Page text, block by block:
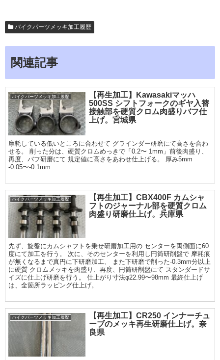
バイクパーツメッキ加工履歴
関連記事
バイクパーツメッキ加工履歴
【再生加工】Kawasakiマッハ
500SS シフトフォークのギヤ入替
接触部を硬質クロム肉盛りバフ仕
上げ。宮城県
摩耗している低いところに合わせて グラインダー研磨にて高さを合わ
せる。 削った分は、硬質クロムめっきで「0.2〜 1mm」前後肉盛り、
再度、バフ研磨にて 規定値に高さをあわせ仕上げる。 厚み5mm
-0.05〜-0.1mm
バイクパーツメッキ加工履歴
【再生加工】CBX400F カムシャ
フトのジャーナル部を硬質クロム
肉盛り研磨仕上げ。兵庫県
先ず、旋盤にカムシャフトを乗せ研磨加工用の センターを両側面に60
度にて加工を行う。 次に、そのセンターを利用し円筒研削盤で 摩耗痕
が無くなるまで真円に下研磨加工、 また下研磨で削った-0.3mm分以上
に硬質 クロムメッキを肉盛り、再度、円筒研削盤にて スタンダードサ
イズに仕上げ研磨を行う。 仕上がり寸法φ22.99〜98mm 最終仕上げ
は、全箇所ラッピング仕上げ。
バイクパーツメッキ加工履歴
【再生加工】CR250 インナーチュ
ーブのメッキ再生研磨仕上げ。奈
良県